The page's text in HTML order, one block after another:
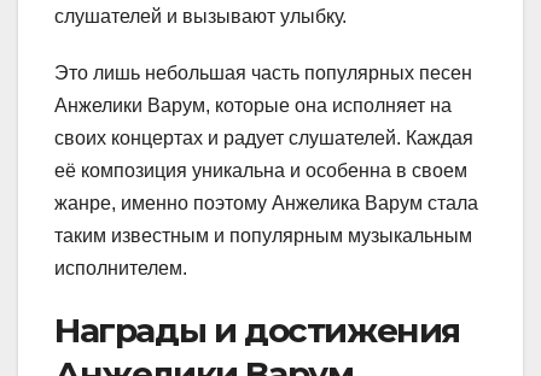
слушателей и вызывают улыбку.
Это лишь небольшая часть популярных песен
Анжелики Варум, которые она исполняет на
своих концертах и радует слушателей. Каждая
её композиция уникальна и особенна в своем
жанре, именно поэтому Анжелика Варум стала
таким известным и популярным музыкальным
исполнителем.
Награды и достижения